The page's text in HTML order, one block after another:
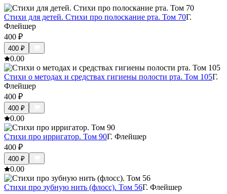
Стихи для детей. Стихи про полоскание рта. Том 70Г.
Флейшер
400 ₽
400 ₽
0.00
Стихи о методах и средствах гигиены полости рта. Том 105Г.
Флейшер
400 ₽
400 ₽
0.00
Стихи про ирригатор. Том 90Г. Флейшер
400 ₽
400 ₽
0.00
Стихи про зубную нить (флосс). Том 56Г. Флейшер